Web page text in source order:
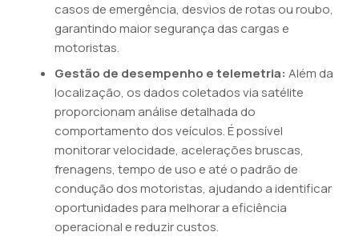
casos de emergência, desvios de rotas ou roubo,
garantindo maior segurança das cargas e
motoristas.
Gestão de desempenho e telemetria: Além da
localização, os dados coletados via satélite
proporcionam análise detalhada do
comportamento dos veículos. É possível
monitorar velocidade, acelerações bruscas,
frenagens, tempo de uso e até o padrão de
condução dos motoristas, ajudando a identificar
oportunidades para melhorar a eficiência
operacional e reduzir custos.